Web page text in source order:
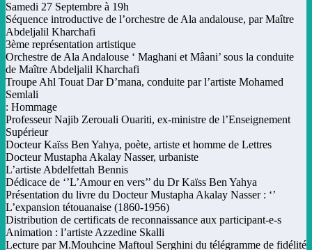
Samedi 27 Septembre à 19h
Séquence introductive de l’orchestre de Ala andalouse, par Maître
Abdeljalil Kharchafi
3ème représentation artistique
Orchestre de Ala Andalouse ‘ Maghani et Mâani’ sous la conduite
de Maître Abdeljalil Kharchafi
Troupe Ahl Touat Dar D’mana, conduite par l’artiste Mohamed
Semlali
Hommage :
Professeur Najib Zerouali Ouariti, ex-ministre de l’Enseignement
Supérieur
Docteur Kaïss Ben Yahya, poète, artiste et homme de Lettres
Docteur Mustapha Akalay Nasser, urbaniste
L’artiste Abdelfettah Bennis
Dédicace de ‘’L’Amour en vers’’ du Dr Kaïss Ben Yahya
Présentation du livre du Docteur Mustapha Akalay Nasser : ‘’
L’expansion tétouanaise (1860-1956)
Distribution de certificats de reconnaissance aux participant-e-s
Animation : l’artiste Azzedine Skalli
Lecture par M.Mouhcine Maftoul Serghini du télégramme de fidélité